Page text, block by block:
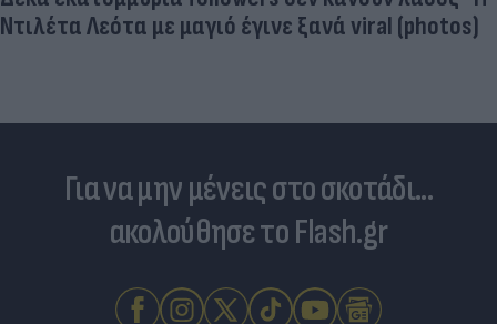
Για να μην μένεις στο σκοτάδι...
ακολούθησε το Flash.gr